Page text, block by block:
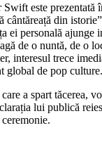
Swift este prezentată
cântăreață din
ei personală ajunge
de o nuntă, de o
interesul trece
global de pop culture.
a spart tăcerea,
lui publică